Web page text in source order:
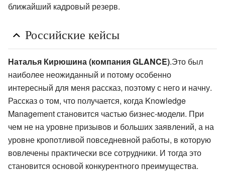
ближайший кадровый резерв.
Российские кейсы
Наталья Кирюшина (компания GLANCE).Это был
наиболее неожиданный и потому особенно
интересный для меня рассказ, поэтому с него и начну.
Рассказ о том, что получается, когда Knowledge
Management становится частью бизнес-модели. При
чем не на уровне призывов и больших заявлений, а на
уровне кропотливой повседневной работы, в которую
вовлечены практически все сотрудники. И тогда это
становится основой конкурентного преимущества.